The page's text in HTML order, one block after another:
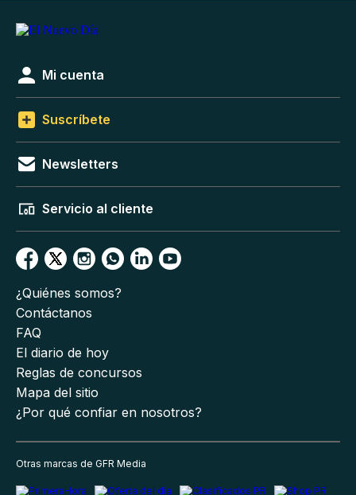
Mi cuenta
Suscríbete
Newsletters
Servicio al cliente
¿Quiénes somos?
Contáctanos
FAQ
El diario de hoy
Reglas de concursos
Mapa del sitio
¿Por qué confiar en nosotros?
Otras marcas de GFR Media